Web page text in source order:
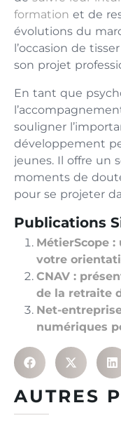
formation et de
évolutions du
l’occasion de
son projet
En tant que
souligner
développement
jeunes. Il offre un
moments de
pour se projeter
Publications
MétierScope
votre
CNAV :
de la retraite
Net-
numériques
AUTRES